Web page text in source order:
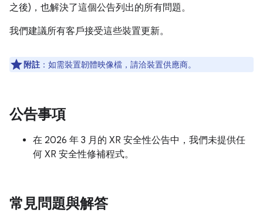
之後)，也解決了這個公告列出的所有問題。
我們建議所有客戶接受這些裝置更新。
附註 ：如需裝置韌體映像檔，請洽裝置供應商。
公告事項
在 2026 年 3 月的 XR 安全性公告中，我們未提供任
何 XR 安全性修補程式。
常見問題與解答